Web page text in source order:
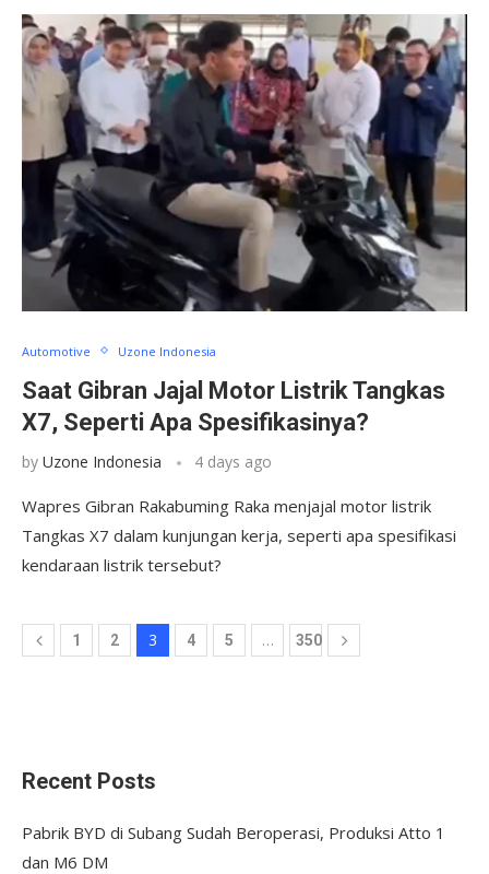
Automotive Uzone Indonesia
Saat Gibran Jajal Motor Listrik Tangkas
X7, Seperti Apa Spesifikasinya?
by Uzone Indonesia 4 days ago
Wapres Gibran Rakabuming Raka menjajal motor listrik
Tangkas X7 dalam kunjungan kerja, seperti apa spesifikasi
kendaraan listrik tersebut?
1 2 3 4 5 … 350
Recent Posts
Pabrik BYD di Subang Sudah Beroperasi, Produksi Atto 1
dan M6 DM